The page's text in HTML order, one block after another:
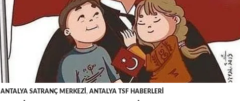
ANTALYA SATRANÇ MERKEZI , ANTALYA TSF HABERLERI